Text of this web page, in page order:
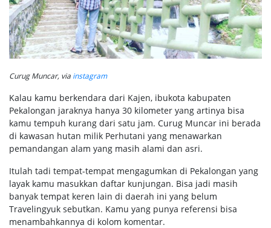
Curug Muncar, via instagram
Kalau kamu berkendara dari Kajen, ibukota kabupaten
Pekalongan jaraknya hanya 30 kilometer yang artinya bisa
kamu tempuh kurang dari satu jam. Curug Muncar ini berada
di kawasan hutan milik Perhutani yang menawarkan
pemandangan alam yang masih alami dan asri.
Itulah tadi tempat-tempat mengagumkan di Pekalongan yang
layak kamu masukkan daftar kunjungan. Bisa jadi masih
banyak tempat keren lain di daerah ini yang belum
Travelingyuk sebutkan. Kamu yang punya referensi bisa
menambahkannya di kolom komentar.